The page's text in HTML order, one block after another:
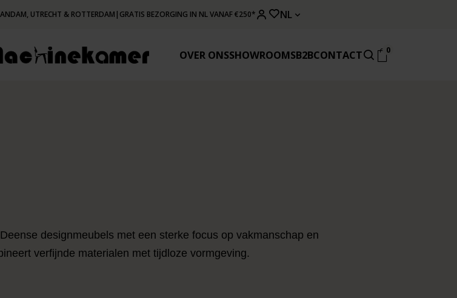
UTRECHT & ROTTERDAM | GRATIS BEZORGING IN NL VANAF €250* NL
OVER ONSSHOWROOMSB2BCONTACT 0
designmeubels met een sterke focus op vakmanschap en
verfijnde materialen met tijdloze vormgeving.